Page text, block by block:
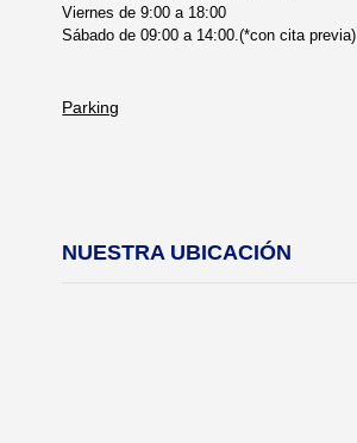
Viernes de 9:00 a 18:00
Sábado de 09:00 a 14:00.(*con cita previa)
Parking
NUESTRA UBICACIÓN